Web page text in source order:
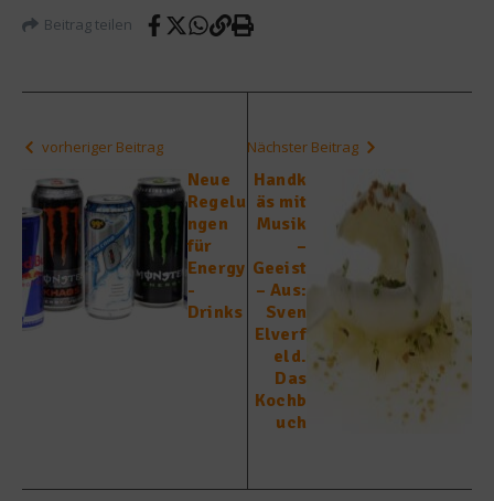
Beitrag teilen
vorheriger Beitrag
Neue
Regelu
ngen
für
Energy
-
Drinks
Nächster Beitrag
Handk
äs mit
Musik
–
Geeist
– Aus:
Sven
Elverf
eld.
Das
Kochb
uch